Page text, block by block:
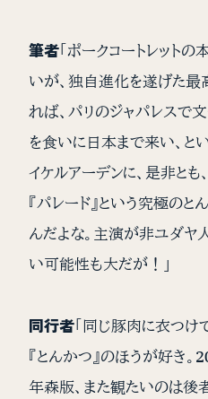
筆者「ポークコートレット
いが、独自進化を遂げた
れば、パリのジャパレスで
を食いに日本まで来い、
イケルアーデンに、是非と
『パレード』という究極の
んだよな。主演が非ユダ
い可能性も大だが！」
同行者「同じ豚肉に衣つけ
『とんかつ』のほうが好き
年森版、また観たいのは後